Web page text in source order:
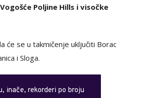
Poljine Hills i visočke
će se u takmičenje uključiti Borac
i Sloga.
inače, rekorderi po broju